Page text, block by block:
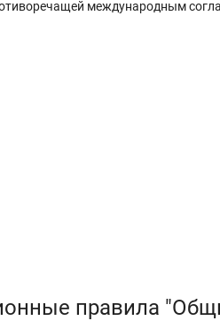
международным
правила